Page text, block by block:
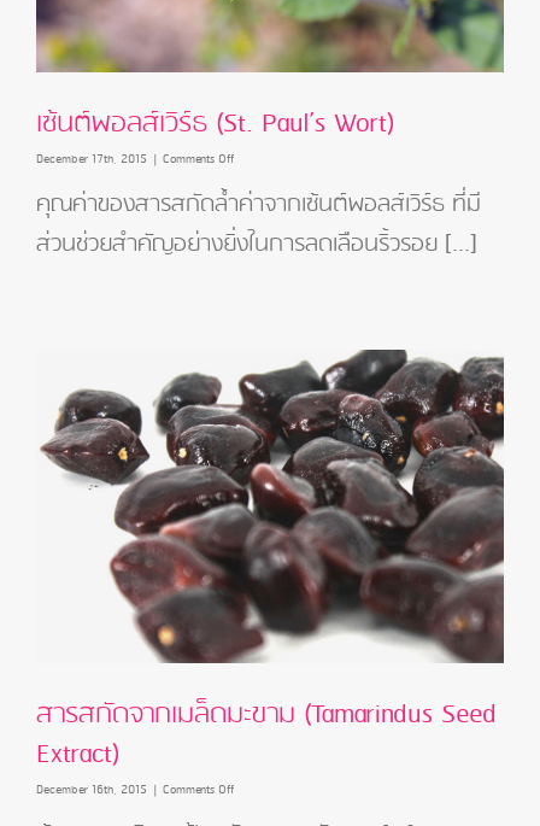
เซ้นต์พอลส์เวิร์ธ (St. Paul’s Wort)
December 17th, 2015 | Comments Offon
พอ
ลส์เวิร์ธ
(St.
คุณค่าของสารสกัดล้ำค่าจากเซ้นต์พอลส์เวิร์ธ ที่มี
ส่วนช่วยสำคัญอย่างยิ่งในการลดเลือนริ้วรอย [...]
สารสกัดจากเมล็ดมะขาม (Tamarindus Seed
Extract)
December 16th, 2015 | Comments Offon